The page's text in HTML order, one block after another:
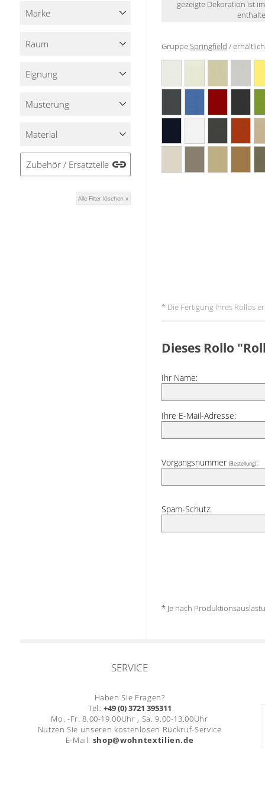
Stoffe
Marke
Raum
Eignung
Musterung
Material
Zubehör / Ersatzteile
Alle Filter löschen x
gezeigte Dekoration ist
GruppeSpringfield /
* Die Fertigung Ihres Rollos
Dieses Rollo
Ihr Name:
Ihre E-Mail-Adresse:
Vorgangsnummer(Bestellung):
Spam-Schutz:
* Je nach
SERVICE
Haben Sie Fragen?
Tel.: +49 (0) 3721 395311
Mo. -Fr. 8.00-19.00Uhr , Sa. 9.00-13.00Uhr
Nutzen Sie unseren kostenlosen Rückruf-Service
E-Mail: shop@wohntextilien.de